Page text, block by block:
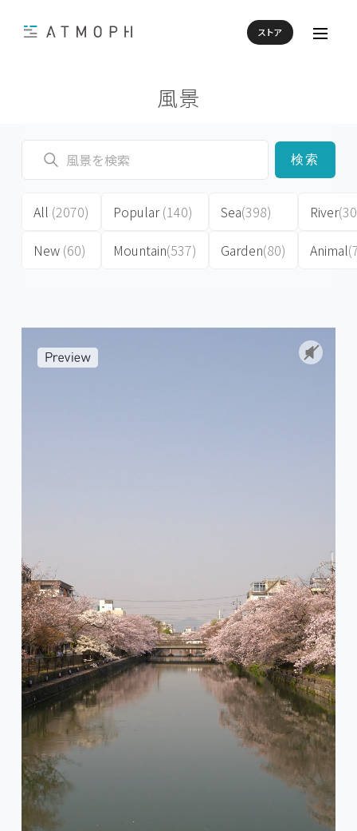
ストア
風景
検索
All (2070)
New (60)
Popular(140)
Mountain(537)
Sea(398)
Garden(80)
River
Animal